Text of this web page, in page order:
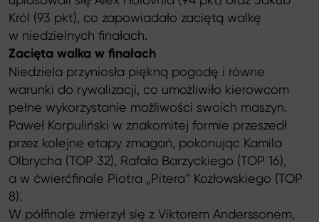
Król (93 pkt), co zapowiadało zaciętą walkę
w niedzielnych finałach.
Zacięta walka w finałach
Niedziela przyniosła piękną pogodę i równe
warunki do rywalizacji, co umożliwiło kierowcom
pełne wykorzystanie możliwości swoich maszyn.
Paweł Korpuliński w znakomitej formie przeszedł
przez kolejne etapy zmagań, pokonując Kamila
Olbrycha (TOP 32), Rafała Barzyckiego (TOP 16),
a w ćwierćfinale Piotra „Pitera” Kozłowskiego (TOP
8).
W półfinale zmierzył się z Viktorem Anderssonem,